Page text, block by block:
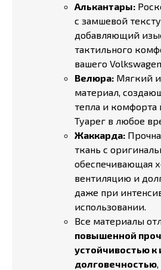
Алькантары:
с замшевой
добавляющий
тактильного
вашего
Велюра: Мягкий
материал,
тепла и комфорта
Туарег в любое
Жаккарда:
ткань с
обеспечивающая
вентиляцию и
даже при
использовании.
Все материалы
повышенной
устойчивостью к
долговечностью